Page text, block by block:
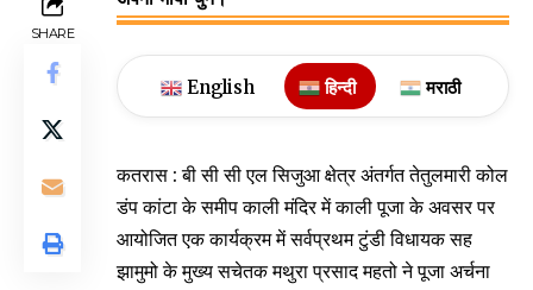
SHARE
English हिन्दी मराठी
कतरास : बी सी सी एल सिजुआ क्षेत्र अंतर्गत तेतुलमारी कोल
डंप कांटा के समीप काली मंदिर में काली पूजा के अवसर पर
आयोजित एक कार्यक्रम में सर्वप्रथम टुंडी विधायक सह
झामुमो के मुख्य सचेतक मथुरा प्रसाद महतो ने पूजा अर्चना